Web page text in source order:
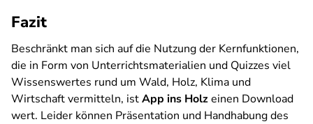
Fazit
Beschränkt man sich auf die Nutzung der Kernfunktionen,
die in Form von Unterrichtsmaterialien und Quizzes viel
Wissenswertes rund um Wald, Holz, Klima und
Wirtschaft vermitteln, istApp ins Holzeinen Download
wert. Leider können Präsentation und Handhabung des